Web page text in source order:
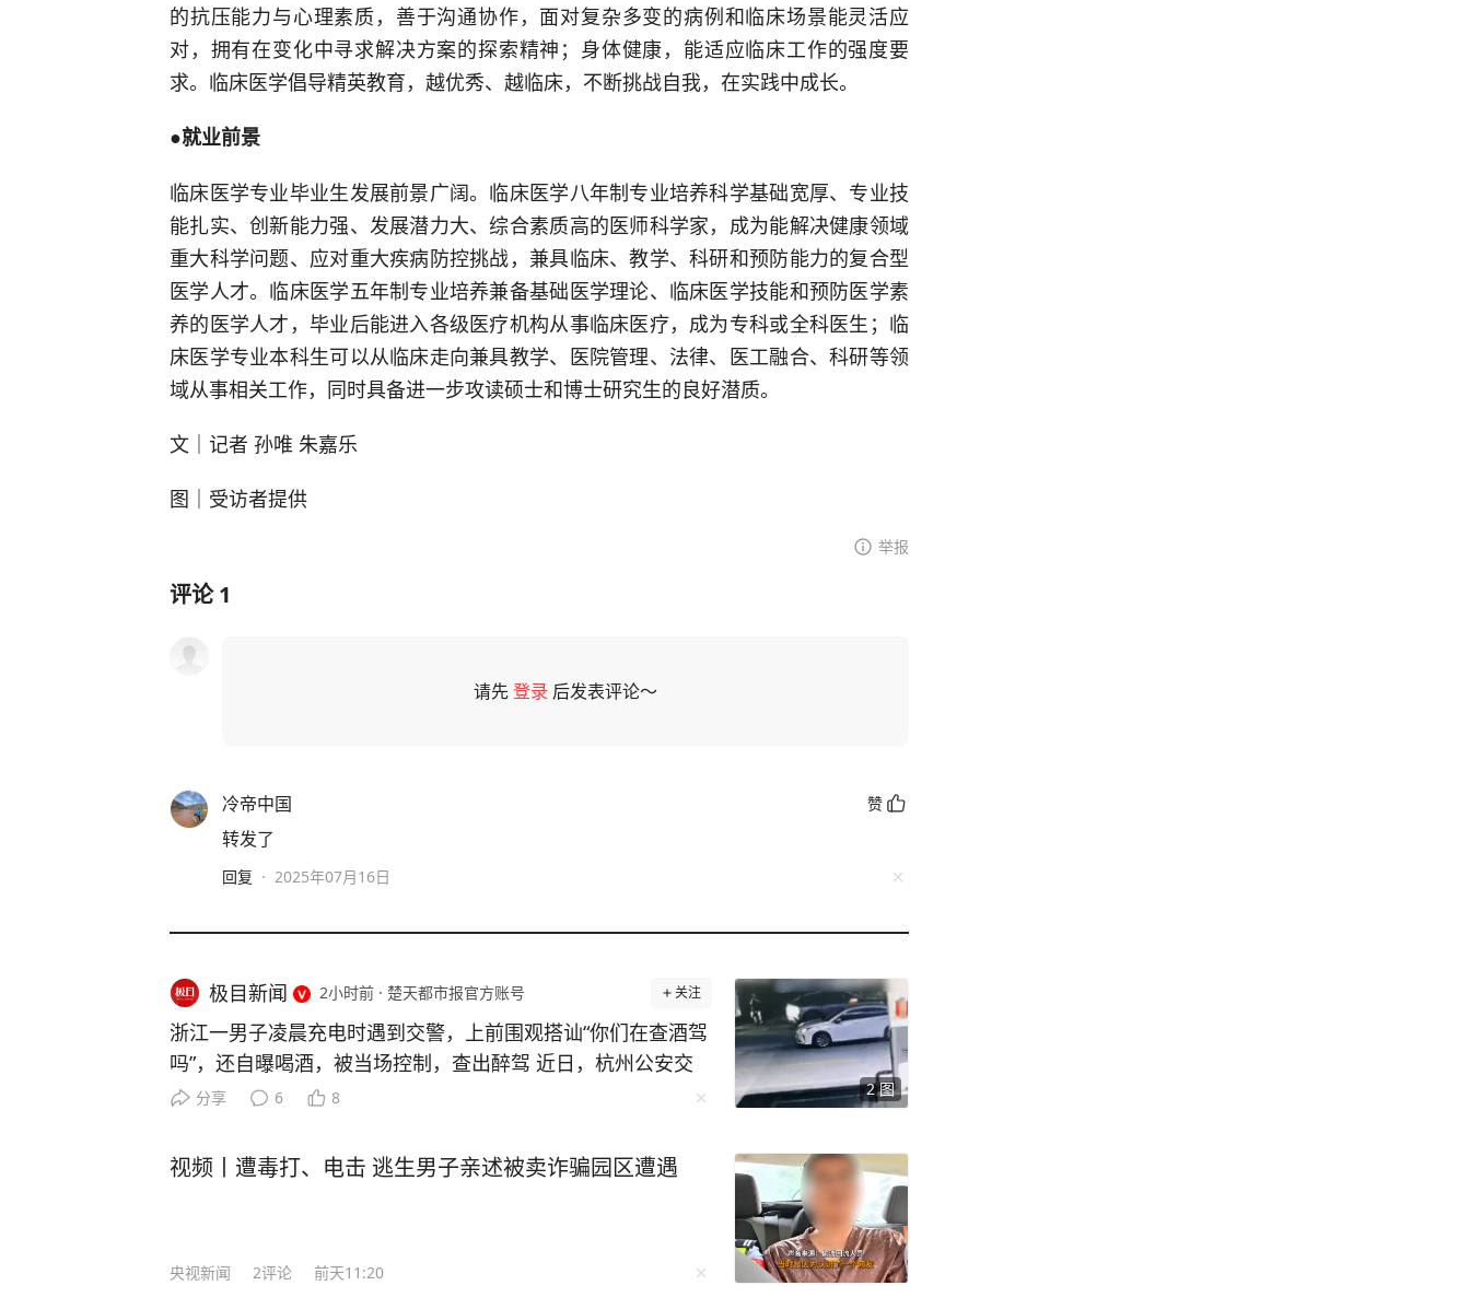
的抗压能力与心理素质，善于沟通协作，面对复杂多变的病例和临床场景能灵活应
对，拥有在变化中寻求解决方案的探索精神；身体健康，能适应临床工作的强度要
求。临床医学倡导精英教育，越优秀、越临床，不断挑战自我，在实践中成长。
●就业前景
临床医学专业毕业生发展前景广阔。临床医学八年制专业培养科学基础宽厚、专业技
能扎实、创新能力强、发展潜力大、综合素质高的医师科学家，成为能解决健康领域
重大科学问题、应对重大疾病防控挑战，兼具临床、教学、科研和预防能力的复合型
医学人才。临床医学五年制专业培养兼备基础医学理论、临床医学技能和预防医学素
养的医学人才，毕业后能进入各级医疗机构从事临床医疗，成为专科或全科医生；临
床医学专业本科生可以从临床走向兼具教学、医院管理、法律、医工融合、科研等领
域从事相关工作，同时具备进一步攻读硕士和博士研究生的良好潜质。
文｜记者 孙唯 朱嘉乐
图｜受访者提供
举报
评论1
请先登录 后发表评论～
冷帝中国 赞
转发了
回复 · 2025年07月16日
2 图
极目新闻 2小时前 · 楚天都市报官方账号 关注
浙江一男子凌晨充电时遇到交警，上前围观搭讪“你们在查酒驾
吗”，还自曝喝酒，被当场控制，查出醉驾 近日，杭州公安交
管部门查获一起饮酒后驾车“送上门”的违法案例。一起来看看
交警在加油站处理事故时，正在一旁等候充电位的舒某见有交
警在场，因好奇心驱使，下车走上前围观“吃瓜”，并主动向交
问询，舒某毫无防备地说：“我喝了瓶啤酒，我怕你查酒驾，我
分享 6 8
视频丨遭毒打、电击 逃生男子亲述被卖诈骗园区遭遇
央视新闻 2评论 前天11:20